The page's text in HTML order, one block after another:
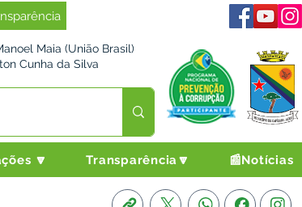
Maia (União Brasil)
Cunha da Silva
🔽 Transparência🔽 📰Notícias